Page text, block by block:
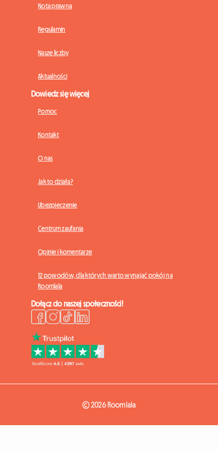
Nota prawna
Regulamin
Nasze liczby
Aktualności
Dowiedz się więcej
Pomoc
Kontakt
O nas
Jak to działa?
Ubezpieczenie
Centrum zaufania
Opinie i komentarze
12 powodów, dla których warto wynająć pokój na
Roomlala
Dołącz do naszej społeczności!
© 2026 Roomlala